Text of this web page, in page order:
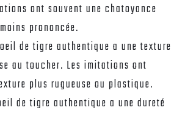
ont souvent une chatoyance
prononcée.
de tigre authentique a une texture
au toucher. Les imitations ont
plus rugueuse ou plastique.
de tigre authentique a une dureté